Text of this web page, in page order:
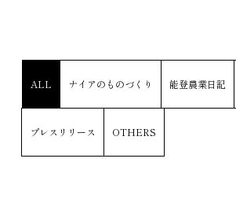
ALL ナイアのものづくり 能登農業日記
プレスリリース OTHERS